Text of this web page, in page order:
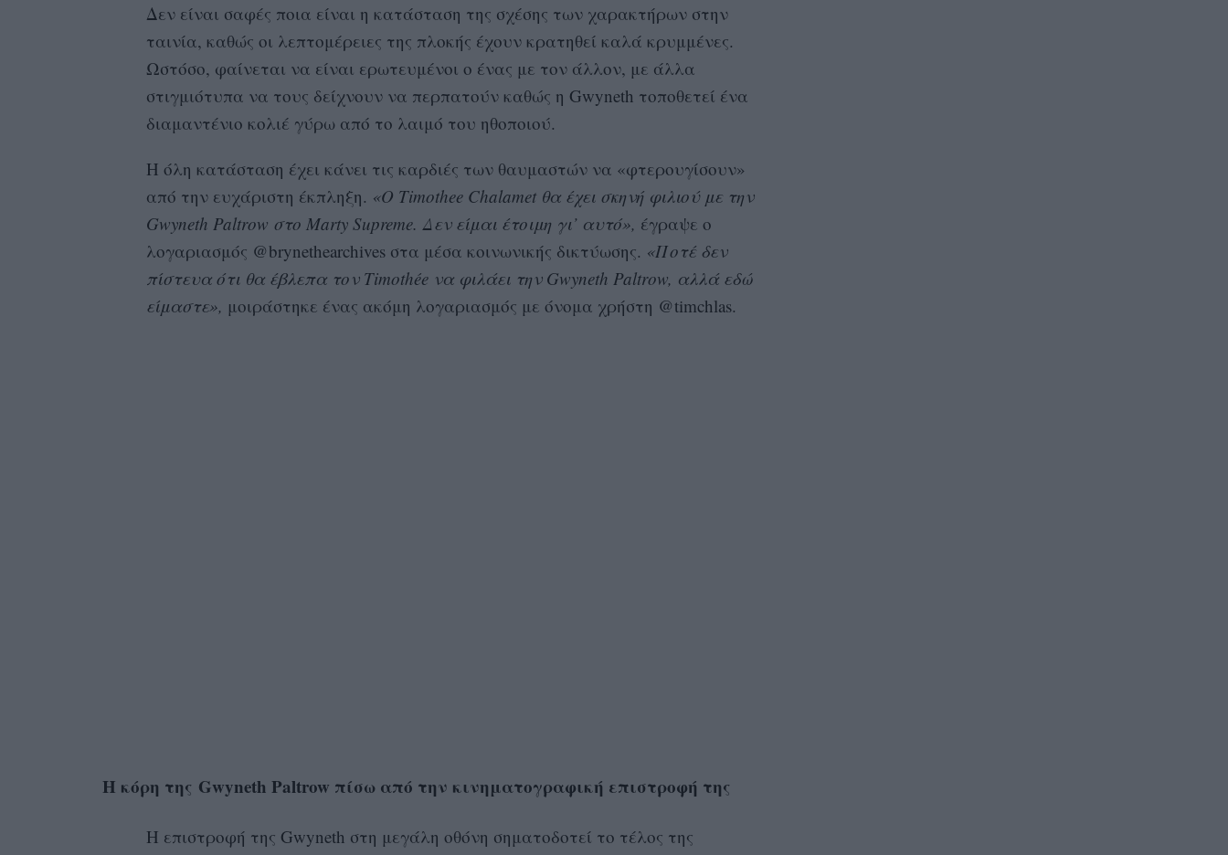
Δεν είναι σαφές ποια είναι η κατάσταση της σχέσης των χαρακτήρων στην
ταινία, καθώς οι λεπτομέρειες της πλοκής έχουν κρατηθεί καλά κρυμμένες.
Ωστόσο, φαίνεται να είναι ερωτευμένοι ο ένας με τον άλλον, με άλλα
στιγμιότυπα να τους δείχνουν να περπατούν καθώς η Gwyneth τοποθετεί ένα
διαμαντένιο κολιέ γύρω από το λαιμό του ηθοποιού.
Η όλη κατάσταση έχει κάνει τις καρδιές των θαυμαστών να «φτερουγίσουν»
από την ευχάριστη έκπληξη. «Ο Timothee Chalamet θα έχει σκηνή φιλιού με την
Gwyneth Paltrow στο Marty Supreme. Δεν είμαι έτοιμη γι’ αυτό», έγραψε ο
λογαριασμός @brynethearchives στα μέσα κοινωνικής δικτύωσης. «Ποτέ δεν
πίστευα ότι θα έβλεπα τον Timothée να φιλάει την Gwyneth Paltrow, αλλά εδώ
είμαστε», μοιράστηκε ένας ακόμη λογαριασμός με όνομα χρήστη @timchlas.
Η κόρη της Gwyneth Paltrow πίσω από την κινηματογραφική επιστροφή της
Η επιστροφή της Gwyneth στη μεγάλη οθόνη σηματοδοτεί το τέλος της